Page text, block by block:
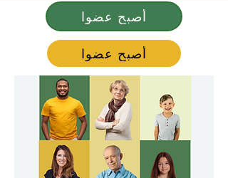
أصبح عضوا
أصبح عضوا